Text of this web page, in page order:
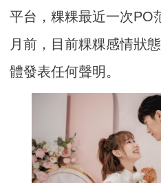
平台，粿粿最近一次PO
月前，目前粿粿感情狀
體發表任何聲明。